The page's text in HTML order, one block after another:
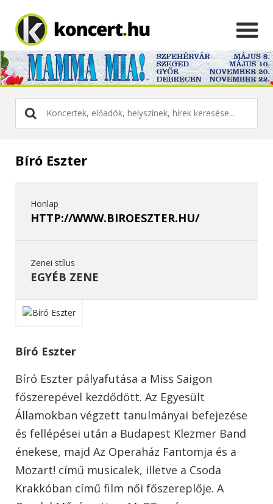
Bíró Eszter
Honlap
HTTP://WWW.BIROESZTER.HU/
Zenei stílus
EGYÉB ZENE
Bíró Eszter
Bíró Eszter pályafutása a Miss Saigon
főszerepével kezdődött. Az Egyesült
Államokban végzett tanulmányai befejezése
és fellépései után a Budapest Klezmer Band
énekese, majd Az Operaház Fantomja és a
Mozart! című musicalek, illetve a Csoda
Krakkóban című film női főszereplője. A